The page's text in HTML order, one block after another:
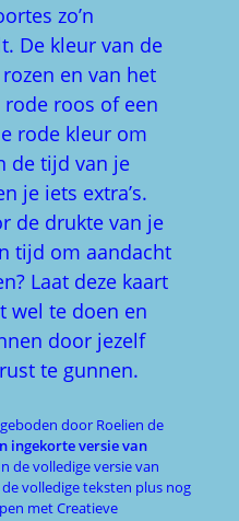
zo’n
De kleur van de
en van het
roos of een
rode kleur om
de tijd van je
je iets extra’s.
de drukte van je
tijd om aandacht
Laat deze kaart
wel te doen en
door jezelf
te gunnen.
door Roelien de
ingekorte versie van
de volledige versie van
volledige teksten plus nog
met Creatieve